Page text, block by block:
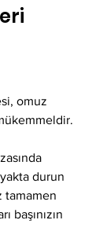
omuz
durun
tamamen
başınızın